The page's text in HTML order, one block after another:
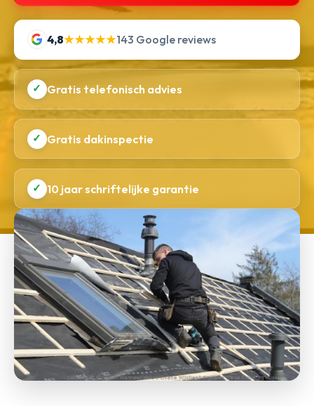
4,8★★★★★143 Google reviews
✓ Gratis telefonisch advies
✓ Gratis dakinspectie
✓ 10 jaar schriftelijke garantie